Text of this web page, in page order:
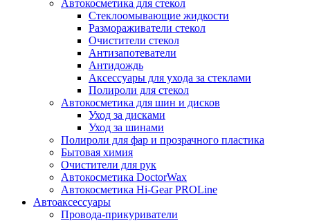
Автокосметика для стекол
Стеклоомывающие жидкости
Размораживатели стекол
Очистители стекол
Антизапотеватели
Антидождь
Аксессуары для ухода за стеклами
Полироли для стекол
Автокосметика для шин и дисков
Уход за дисками
Уход за шинами
Полироли для фар и прозрачного пластика
Бытовая химия
Очистители для рук
Автокосметика DoctorWax
Автокосметика Hi-Gear PROLine
Автоаксессуары
Провода-прикуриватели